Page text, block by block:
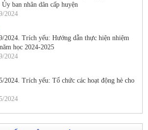
ban nhân dân cấp huyện
2024
2024. Trích yếu: Hướng dẫn thực hiện nhiệm
học 2024-2025
2024
2024. Trích yếu: Tổ chức các hoạt động hè cho
2024